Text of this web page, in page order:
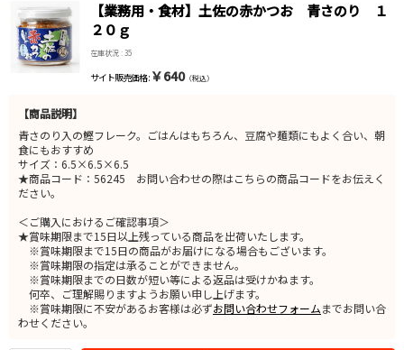
【業務用・食材】土佐の赤かつお 青さのり １
２０ｇ
在庫状況 : 35
サイト販売価格 : ￥640（税込）
【商品説明】
青さのり入の鰹フレーク。ごはんはもちろん、豆腐や麺類にもよく合い、朝
食にもおすすめ
サイズ：6.5×6.5×6.5
★商品コード：56245 お問い合わせの際はこちらの商品コードをお伝えく
ださい。
＜ご購入におけるご確認事項＞
★賞味期限まで15日以上残っている商品を出荷いたします。
※賞味期限まで15日の商品がお届けになる場合もございます。
※賞味期限の指定は承ることができません。
※賞味期限までの日数が短い等による返品は受けかねます。
何卒、ご理解賜りますようお願い申し上げます。
※賞味期限に不安があるお客様は必ずお問い合わせフォームまでお問い合
わせください。